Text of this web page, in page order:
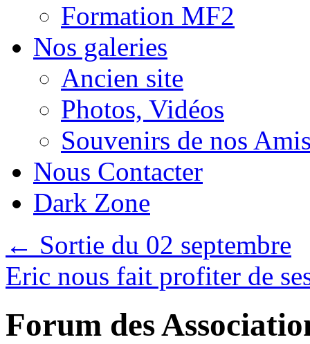
Formation MF2
Nos galeries
Ancien site
Photos, Vidéos
Souvenirs de nos
Nous Contacter
Dark Zone
← Sortie du 02 septembre
Eric nous fait profiter de
Forum des